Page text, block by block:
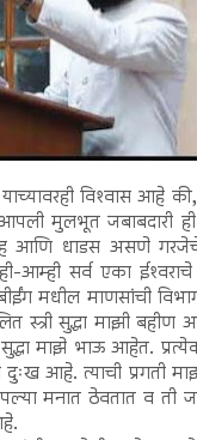
विश्‍वास आहे की,
मुलभूत जबाबदारी
आणि धाडस असणे
आम्ही सर्व एका
माणसांची
सुद्धा माझी बहीण
माझे भाऊ आहेत.
आहे. त्याची प्रगती
मनात ठेवतात व ती